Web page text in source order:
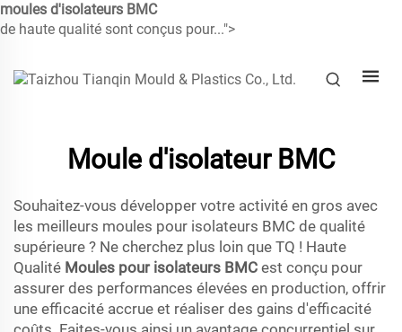
moules d'isolateurs BMC
de haute qualité sont conçus pour...">
Moule d'isolateur BMC
Souhaitez-vous développer votre activité en gros avec
les meilleurs moules pour isolateurs BMC de qualité
supérieure ? Ne cherchez plus loin que TQ ! Haute
Qualité Moules pour isolateurs BMC est conçu pour
assurer des performances élevées en production, offrir
une efficacité accrue et réaliser des gains d'efficacité